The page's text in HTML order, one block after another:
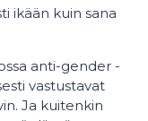
ikään kuin sana
anti-gender -
vastustavat
Ja kuitenkin